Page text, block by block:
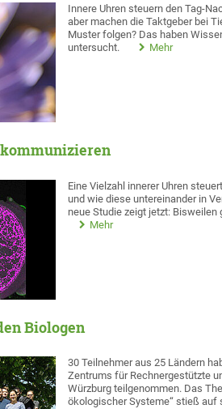
Innere Uhren steuern den Tag-
aber machen die Taktgeber bei
Muster folgen? Das haben
untersucht.
Mehr
Eine Vielzahl innerer Uhren
und wie diese untereinander in
neue Studie zeigt jetzt: Bisweilen
Mehr
Biologen
30 Teilnehmer aus 25 Ländern
Zentrums für Rechnergestützte
Würzburg teilgenommen. Das
ökologischer Systeme“ stieß auf